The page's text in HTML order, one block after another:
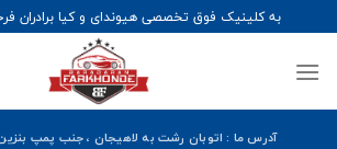
to
content
به کلینیک فوق تخصصی هیوندای و کیا برادران
آدرس ما : اتوبان رشت به لاهیجان ، جنب پمپ بنزین